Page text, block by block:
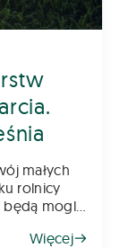
małych
mogli
Więcej